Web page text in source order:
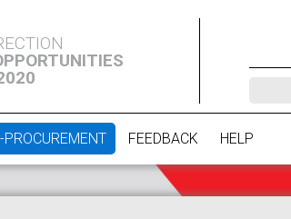
PROCUREMENT FEEDBACK HELP